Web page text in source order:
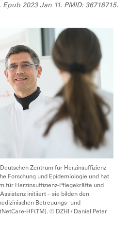
Epub 2023 Jan 11. PMID: 36718715.
Zentrum für Herzinsuffizienz
Forschung und Epidemiologie und hat
für Herzinsuffizienz-Pflegekräfte und
initiiert – sie bilden den
Betreuungs- und
HF(TM). © DZHI / Daniel Peter